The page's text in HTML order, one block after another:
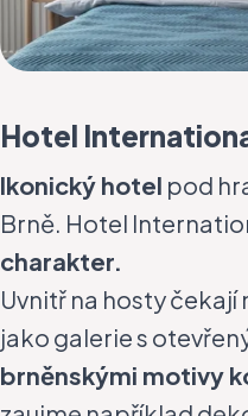
Hotel
Ikonický hotel pod
Brně. Hotel
charakter.
Uvnitř na hosty čekají
jako galerie s
brněnskými motivy